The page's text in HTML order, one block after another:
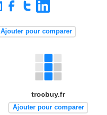
Ajouter pour comparer
trocbuy.fr
Ajouter pour comparer